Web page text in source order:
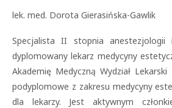
lek. med. Dorota Gierasińska-Gawlik
Specjalista II stopnia anestezjologii
dyplomowany lekarz medycyny
Akademię Medyczną Wydział
podyplomowe z zakresu medycyny
dla lekarzy. Jest aktywnym